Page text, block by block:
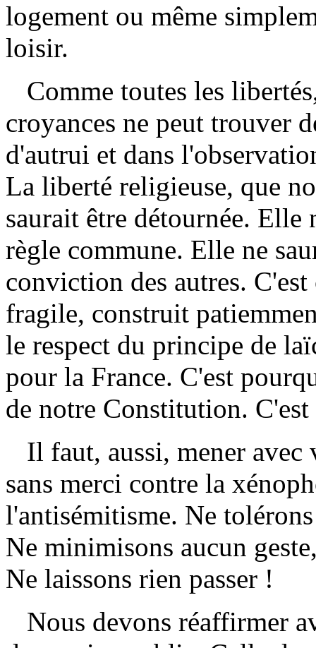
logement ou même
loisir.
Comme toutes les
croyances ne peut trouver
d'autrui et dans
La liberté religieuse, que
saurait être détournée. Elle
règle commune. Elle ne
conviction des autres.
fragile, construit
le respect du principe de
pour la France. C'est
de notre Constitution.
Il faut, aussi, mener avec
sans merci contre la
l'antisémitisme. Ne
Ne minimisons aucun
Ne laissons rien passer !
Nous devons réaffirmer